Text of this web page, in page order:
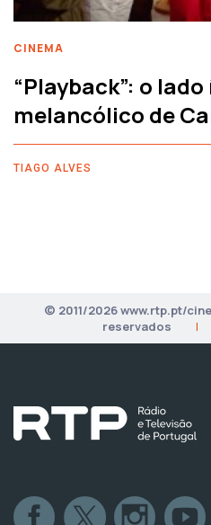
CINEMA
“Playback”: o
melancólico de
TIAGO ALVES
© 2011/2026 www.rtp.pt/
reservados
|